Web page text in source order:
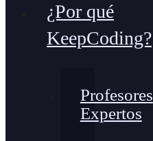
¿Por qué
KeepCoding?
Profesores
Expertos